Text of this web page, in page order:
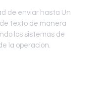
de enviar hasta Un
texto de manera
los sistemas de
la operación.